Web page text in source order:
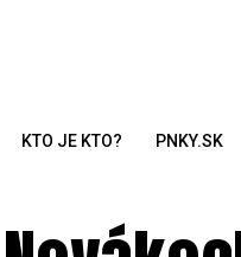
KTO JE KTO? PNKY.SK